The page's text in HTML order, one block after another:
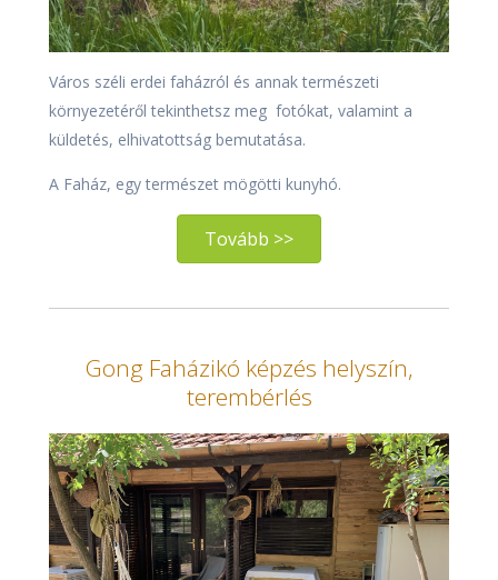
Város széli erdei faházról és annak természeti
környezetéről tekinthetsz meg fotókat, valamint a
küldetés, elhivatottság bemutatása.
A Faház, egy természet mögötti kunyhó.
Tovább >>
Gong Faházikó képzés helyszín,
terembérlés